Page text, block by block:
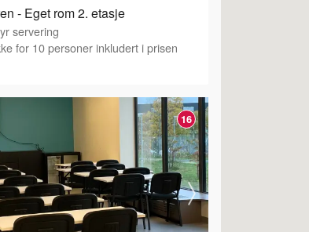
- Eget rom 2. etasje
servering
for 10 personer inkludert i prisen
16